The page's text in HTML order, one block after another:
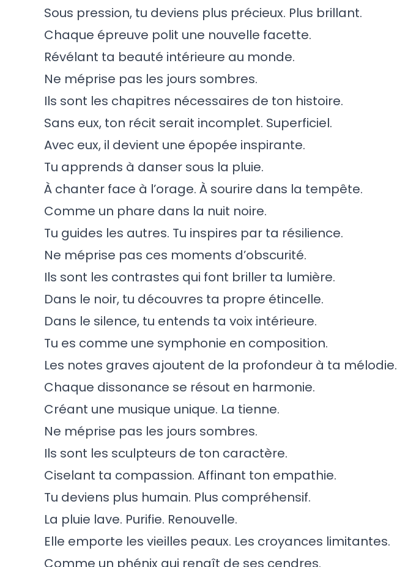
Sous pression, tu deviens plus précieux. Plus brillant.
Chaque épreuve polit une nouvelle facette.
Révélant ta beauté intérieure au monde.
Ne méprise pas les jours sombres.
Ils sont les chapitres nécessaires de ton histoire.
Sans eux, ton récit serait incomplet. Superficiel.
Avec eux, il devient une épopée inspirante.
Tu apprends à danser sous la pluie.
À chanter face à l’orage. À sourire dans la tempête.
Comme un phare dans la nuit noire.
Tu guides les autres. Tu inspires par ta résilience.
Ne méprise pas ces moments d’obscurité.
Ils sont les contrastes qui font briller ta lumière.
Dans le noir, tu découvres ta propre étincelle.
Dans le silence, tu entends ta voix intérieure.
Tu es comme une symphonie en composition.
Les notes graves ajoutent de la profondeur à ta mélodie.
Chaque dissonance se résout en harmonie.
Créant une musique unique. La tienne.
Ne méprise pas les jours sombres.
Ils sont les sculpteurs de ton caractère.
Ciselant ta compassion. Affinant ton empathie.
Tu deviens plus humain. Plus compréhensif.
La pluie lave. Purifie. Renouvelle.
Elle emporte les vieilles peaux. Les croyances limitantes.
Comme un phénix qui renaît de ses cendres.